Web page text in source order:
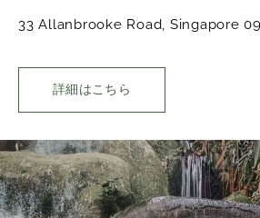
33 Allanbrooke Road, Singapore
詳細はこちら